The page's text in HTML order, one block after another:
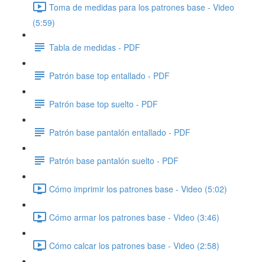
Toma de medidas para los patrones base - Video
(5:59)
Tabla de medidas - PDF
Patrón base top entallado - PDF
Patrón base top suelto - PDF
Patrón base pantalón entallado - PDF
Patrón base pantalón suelto - PDF
Cómo imprimir los patrones base - Video (5:02)
Cómo armar los patrones base - Video (3:46)
Cómo calcar los patrones base - Video (2:58)